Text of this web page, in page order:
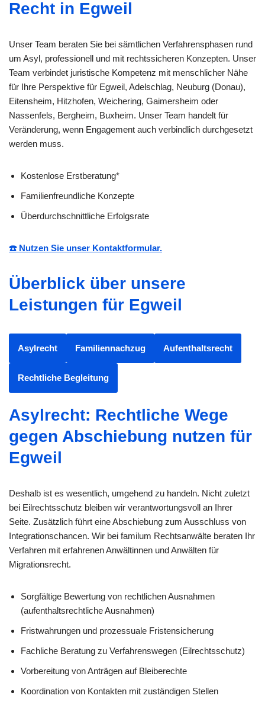
Recht in Egweil
Unser Team beraten Sie bei sämtlichen Verfahrensphasen rund
um Asyl, professionell und mit rechtssicheren Konzepten. Unser
Team verbindet juristische Kompetenz mit menschlicher Nähe
für Ihre Perspektive für Egweil, Adelschlag, Neuburg (Donau),
Eitensheim, Hitzhofen, Weichering, Gaimersheim oder
Nassenfels, Bergheim, Buxheim. Unser Team handelt für
Veränderung, wenn Engagement auch verbindlich durchgesetzt
werden muss.
Kostenlose Erstberatung*
Familienfreundliche Konzepte
Überdurchschnittliche Erfolgsrate
☎️ Nutzen Sie unser Kontaktformular.
Überblick über unsere
Leistungen für Egweil
Asylrecht Familiennachzug Aufenthaltsrecht
Rechtliche Begleitung
Asylrecht: Rechtliche Wege
gegen Abschiebung nutzen für
Egweil
Deshalb ist es wesentlich, umgehend zu handeln. Nicht zuletzt
bei Eilrechtsschutz bleiben wir verantwortungsvoll an Ihrer
Seite. Zusätzlich führt eine Abschiebung zum Ausschluss von
Integrationschancen. Wir bei familum Rechtsanwälte beraten Ihr
Verfahren mit erfahrenen Anwältinnen und Anwälten für
Migrationsrecht.
Sorgfältige Bewertung von rechtlichen Ausnahmen
(aufenthaltsrechtliche Ausnahmen)
Fristwahrungen und prozessuale Fristensicherung
Fachliche Beratung zu Verfahrenswegen (Eilrechtsschutz)
Vorbereitung von Anträgen auf Bleiberechte
Koordination von Kontakten mit zuständigen Stellen